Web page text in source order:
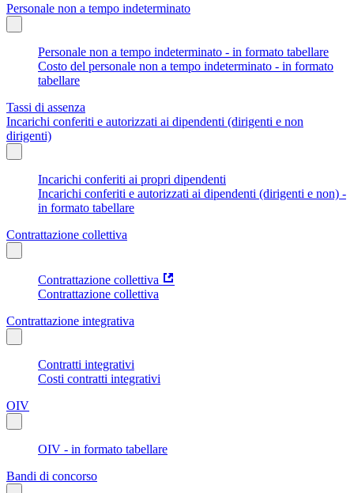
Personale non a tempo indeterminato
Personale non a tempo indeterminato - in formato tabellare
Costo del personale non a tempo indeterminato - in formato
tabellare
Tassi di assenza
Incarichi conferiti e autorizzati ai dipendenti (dirigenti e non
dirigenti)
Incarichi conferiti ai propri dipendenti
Incarichi conferiti e autorizzati ai dipendenti (dirigenti e non) -
in formato tabellare
Contrattazione collettiva
Contrattazione collettiva
Contrattazione collettiva
Contrattazione integrativa
Contratti integrativi
Costi contratti integrativi
OIV
OIV - in formato tabellare
Bandi di concorso